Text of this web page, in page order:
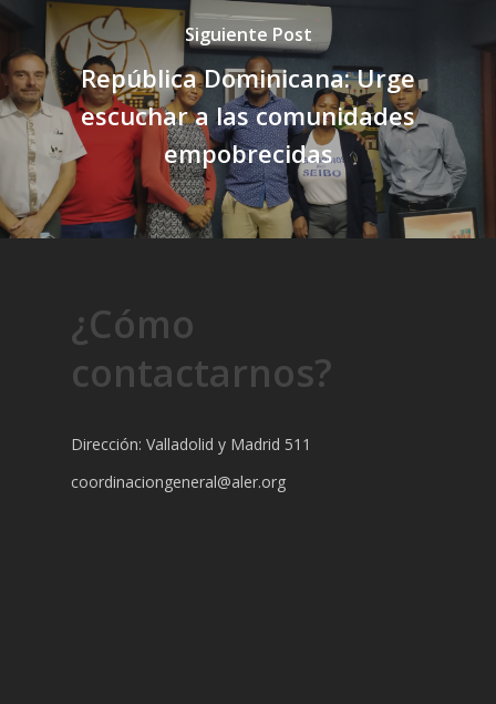
Siguiente Post
República Dominicana: Urge
escuchar a las comunidades
empobrecidas
¿Cómo
contactarnos?
Dirección: Valladolid y Madrid 511
coordinaciongeneral@aler.org